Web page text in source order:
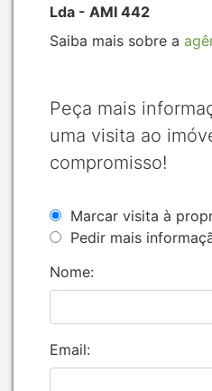
Lda - AMI 442
Saiba mais sobre a
Peça mais
uma visita ao
compromisso!
Marcar visita à
Pedir mais
Nome:
Email: